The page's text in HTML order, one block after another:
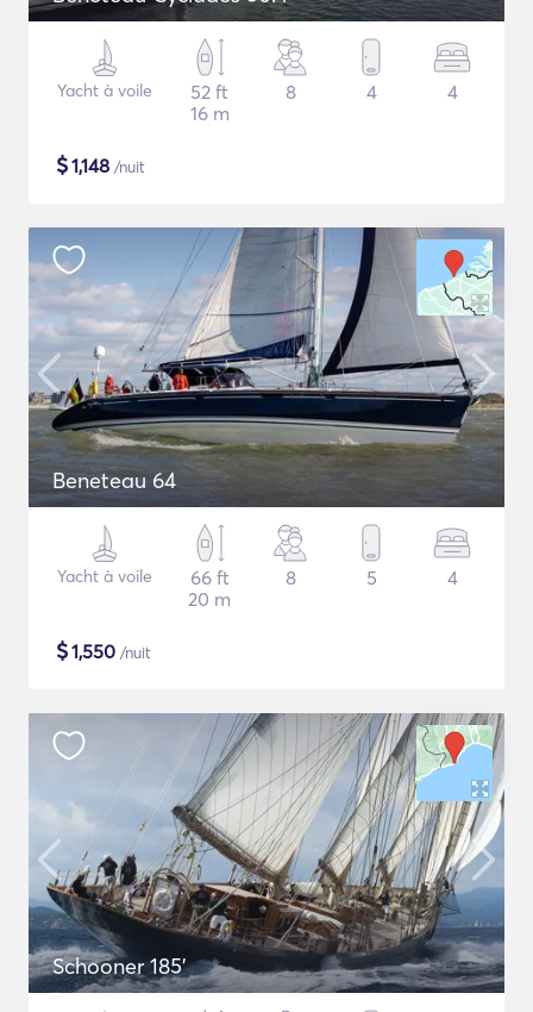
Yacht à voile
52 ft
16 m
8 4 4
$1,148 /nuit
Beneteau 64
Yacht à voile
66 ft
20 m
8 5 4
$1,550 /nuit
Schooner 185'